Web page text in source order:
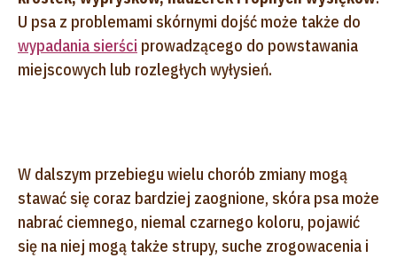
U psa z problemami skórnymi dojść może także do
wypadania sierści prowadzącego do powstawania
miejscowych lub rozległych wyłysień.
W dalszym przebiegu wielu chorób zmiany mogą
stawać się coraz bardziej zaognione, skóra psa może
nabrać ciemnego, niemal czarnego koloru, pojawić
się na niej mogą także strupy, suche zrogowacenia i